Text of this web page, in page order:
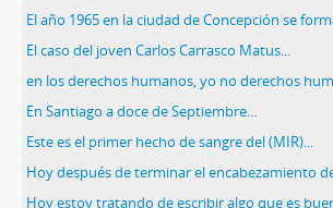
El caso del joven Carlos Carrasco Matus...
en los derechos humanos, yo no derechos
En Santiago a doce de Septiembre...
Este es el primer hecho de sangre del (MIR)...
Hoy estoy tratando de escribir algo que es